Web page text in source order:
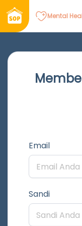
Mental
Email
Sandi